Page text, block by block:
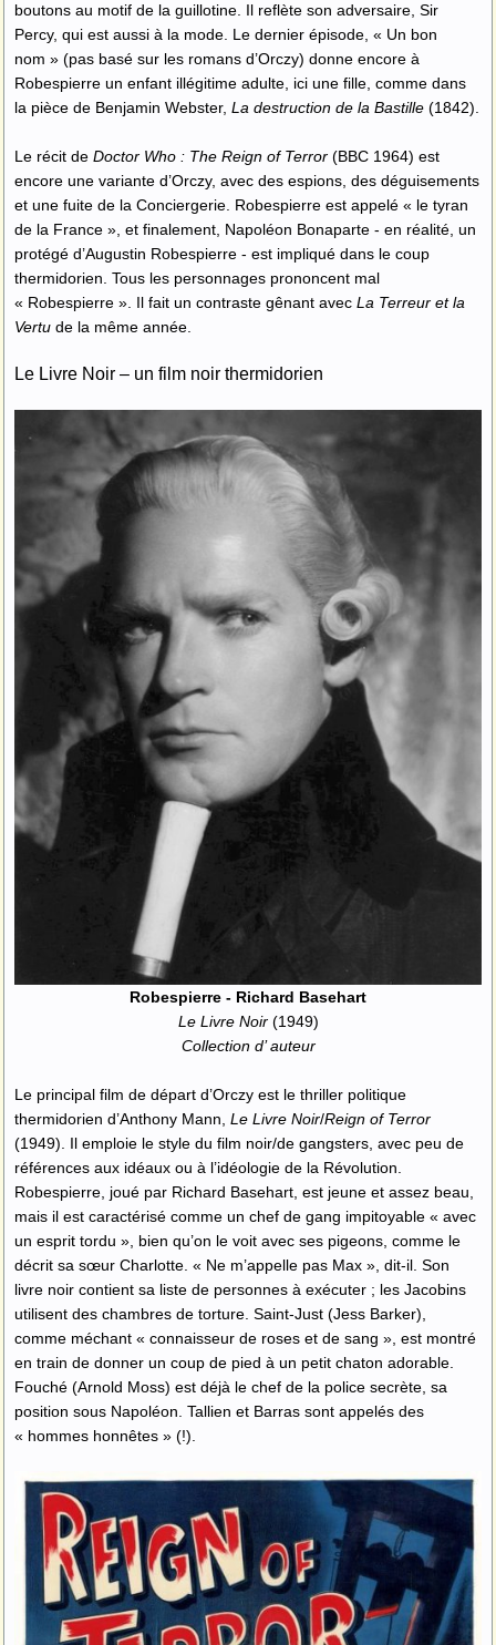
boutons au motif de la guillotine. Il reflète son adversaire, Sir
Percy, qui est aussi à la mode. Le dernier épisode, « Un bon
nom » (pas basé sur les romans d’Orczy) donne encore à
Robespierre un enfant illégitime adulte, ici une fille, comme dans
la pièce de Benjamin Webster, La destruction de la Bastille(1842).
Le récit de Doctor Who : The Reign of Terror(BBC 1964) est
encore une variante d’Orczy, avec des espions, des déguisements
et une fuite de la Conciergerie. Robespierre est appelé « le tyran
de la France », et finalement, Napoléon Bonaparte - en réalité, un
protégé d’Augustin Robespierre - est impliqué dans le coup
thermidorien. Tous les personnages prononcent mal
« Robespierre ». Il fait un contraste gênant avec La Terreur et la
Vertude la même année.
Le Livre Noir – un film noir thermidorien
Robespierre - Richard Basehart
Le Livre Noir(1949)
Collection d’ auteur
Le principal film de départ d’Orczy est le thriller politique
thermidorien d’Anthony Mann, Le Livre Noir/Reign of Terror
(1949). Il emploie le style du film noir/de gangsters, avec peu de
références aux idéaux ou à l’idéologie de la Révolution.
Robespierre, joué par Richard Basehart, est jeune et assez beau,
mais il est caractérisé comme un chef de gang impitoyable « avec
un esprit tordu », bien qu’on le voit avec ses pigeons, comme le
décrit sa sœur Charlotte. « Ne m’appelle pas Max », dit-il. Son
livre noir contient sa liste de personnes à exécuter ; les Jacobins
utilisent des chambres de torture. Saint-Just (Jess Barker),
comme méchant « connaisseur de roses et de sang », est montré
en train de donner un coup de pied à un petit chaton adorable.
Fouché (Arnold Moss) est déjà le chef de la police secrète, sa
position sous Napoléon. Tallien et Barras sont appelés des
« hommes honnêtes » (!).